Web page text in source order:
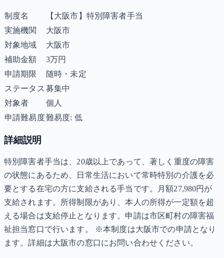
制度名
【大阪市】特別障害者手当
実施機関
大阪市
対象地域
大阪市
補助金額
3万円
申請期限
随時・未定
ステータス 募集中
対象者
個人
申請難易度難易度: 低
詳細説明
特別障害者手当は、20歳以上であって、著しく重度の障害
の状態にあるため、日常生活において常時特別の介護を必
要とする在宅の方に支給される手当です。月額27,980円が
支給されます。所得制限があり、本人の所得が一定額を超
える場合は支給停止となります。申請は市区町村の障害福
祉担当窓口で行います。 ※本制度は大阪市での申請となり
ます。詳細は大阪市の窓口にお問い合わせください。